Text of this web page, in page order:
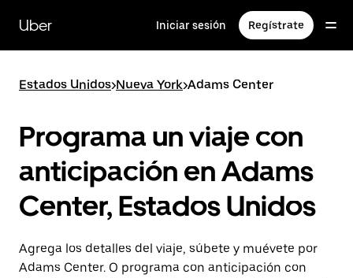
contenido
principal
Uber Iniciar sesión Regístrate
Estados Unidos>Nueva York>Adams Center
Programa un viaje con
anticipación en Adams
Center, Estados Unidos
Agrega los detalles del viaje, súbete y muévete por
Adams Center. O programa con anticipación con